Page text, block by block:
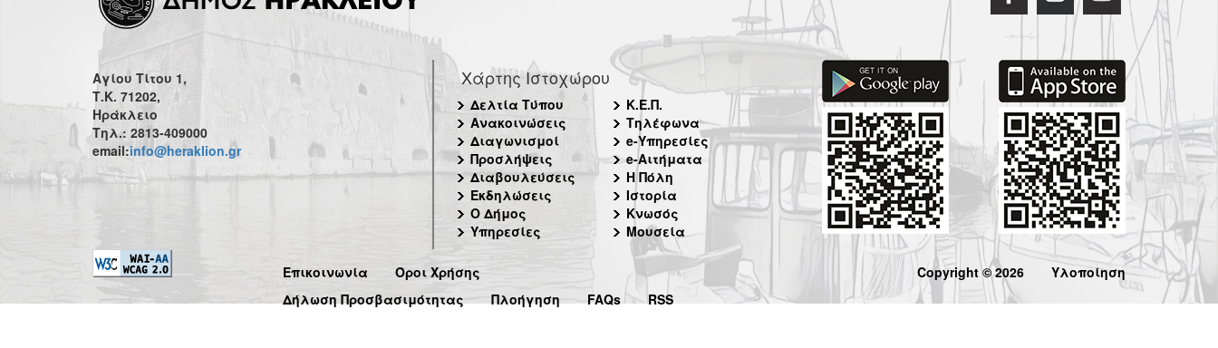
Αγίου Τίτου 1,
Τ.Κ. 71202,
Ηράκλειο
Τηλ.: 2813-409000
email:info@heraklion.gr
Χάρτης Ιστοχώρου
Δελτία Τύπου
Ανακοινώσεις
Διαγωνισμοί
Προσλήψεις
Διαβουλεύσεις
Εκδηλώσεις
Ο Δήμος
Υπηρεσίες
Κ.Ε.Π.
Τηλέφωνα
e-Υπηρεσίες
e-Αιτήματα
Η Πόλη
Ιστορία
Κνωσός
Μουσεία
Επικοινωνία
Όροι Χρήσης
Δήλωση Προσβασιμότητας
Πλοήγηση FAQs RSS
Copyright © 2026 Υλοποίηση